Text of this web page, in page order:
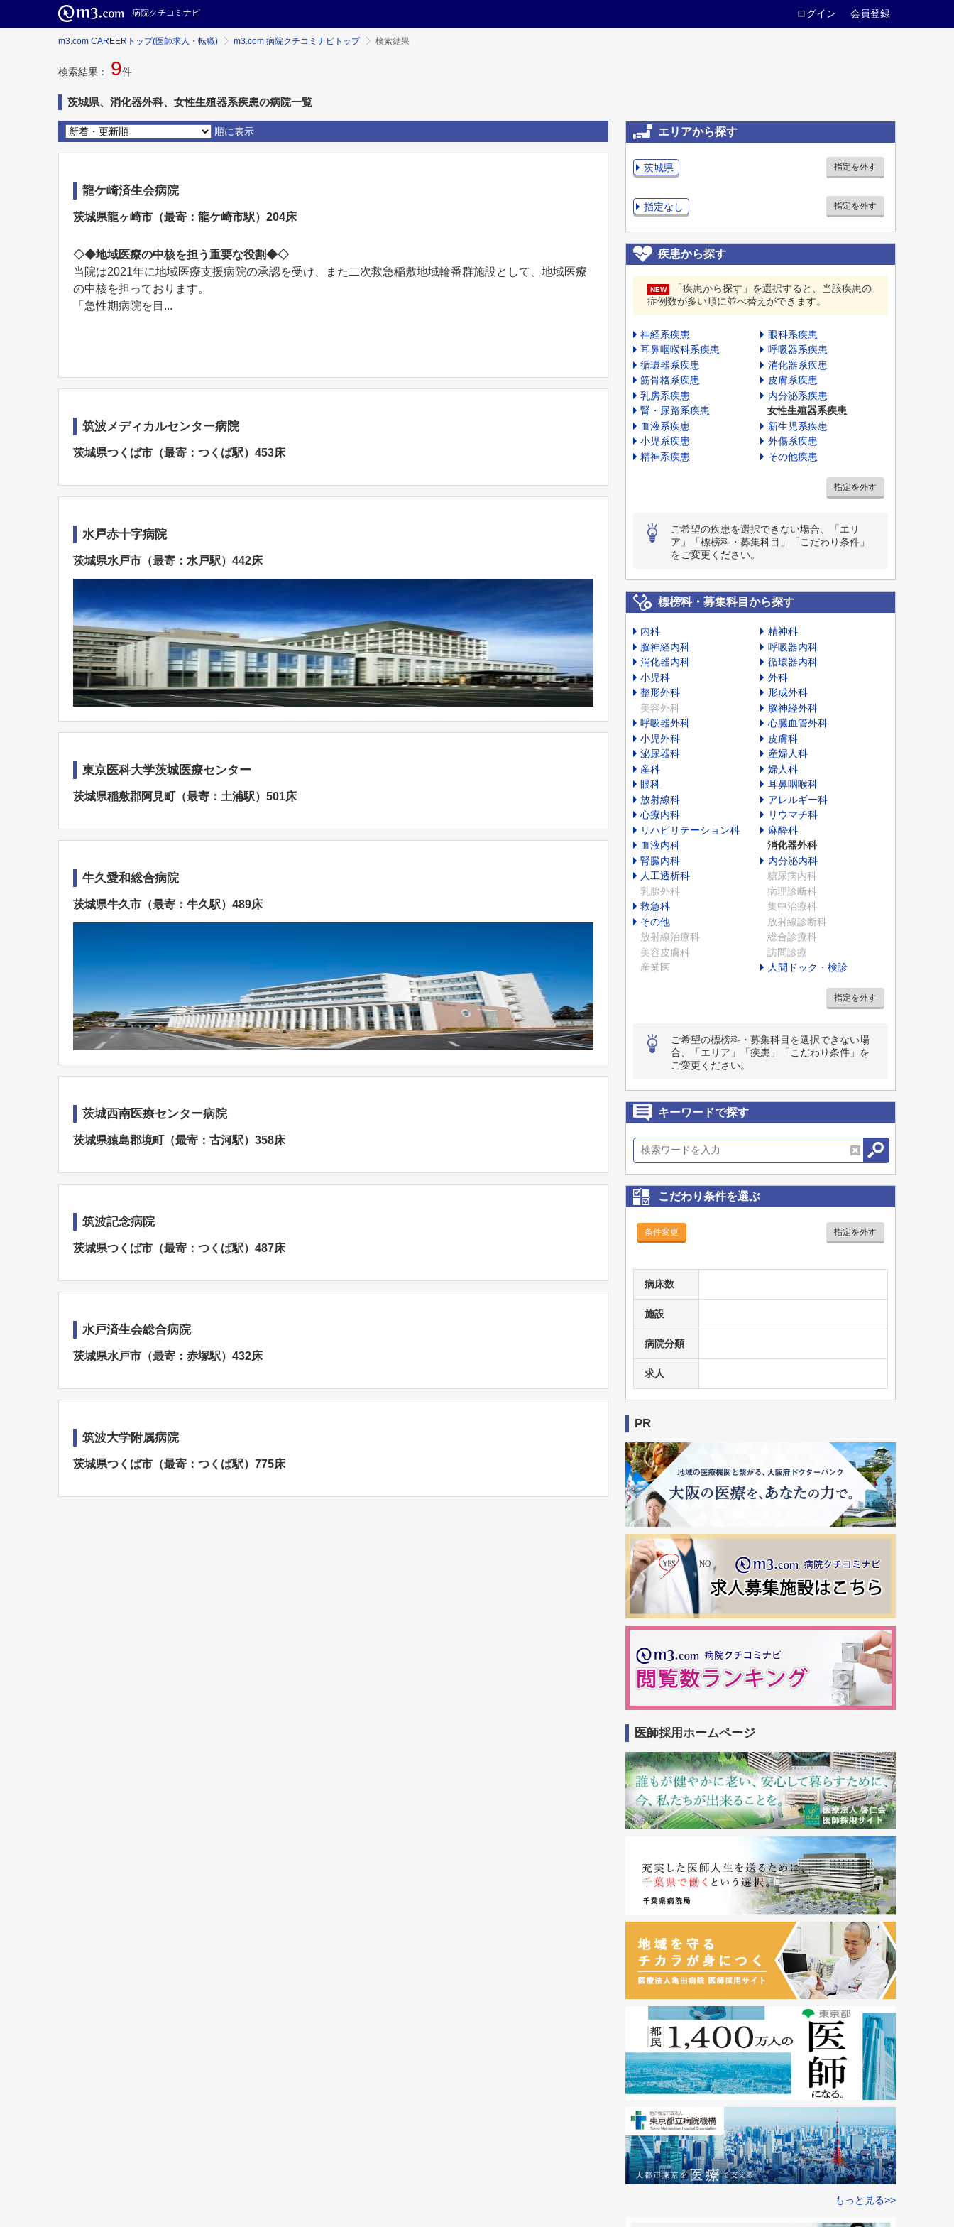
病院クチコミナビ ログイン 会員登録
m3.com CAREERトップ(医師求人・転職) m3.com 病院クチコミナビトップ 検索結果
検索結果： 9件
茨城県、消化器外科、女性生殖器系疾患の病院一覧
順に表示
龍ケ崎済生会病院
茨城県龍ヶ崎市（最寄：龍ケ崎市駅）204床
◇◆地域医療の中核を担う重要な役割◆◇
当院は2021年に地域医療支援病院の承認を受け、また二次救急稲敷地域輪番群施設として、地域医療
の中核を担っております。
「急性期病院を目...
筑波メディカルセンター病院
茨城県つくば市（最寄：つくば駅）453床
水戸赤十字病院
茨城県水戸市（最寄：水戸駅）442床
東京医科大学茨城医療センター
茨城県稲敷郡阿見町（最寄：土浦駅）501床
牛久愛和総合病院
茨城県牛久市（最寄：牛久駅）489床
茨城西南医療センター病院
茨城県猿島郡境町（最寄：古河駅）358床
筑波記念病院
茨城県つくば市（最寄：つくば駅）487床
水戸済生会総合病院
茨城県水戸市（最寄：赤塚駅）432床
筑波大学附属病院
茨城県つくば市（最寄：つくば駅）775床
エリアから探す
茨城県 指定を外す
指定なし 指定を外す
疾患から探す
NEW
「疾患から探す」を選択すると、当該疾患の
症例数が多い順に並べ替えができます。
神経系疾患
眼科系疾患
耳鼻咽喉科系疾患
呼吸器系疾患
循環器系疾患
消化器系疾患
筋骨格系疾患
皮膚系疾患
乳房系疾患
内分泌系疾患
腎・尿路系疾患
女性生殖器系疾患
血液系疾患
新生児系疾患
小児系疾患
外傷系疾患
精神系疾患
その他疾患
指定を外す
ご希望の疾患を選択できない場合、「エリ
ア」「標榜科・募集科目」「こだわり条件」
をご変更ください。
標榜科・募集科目から探す
内科
精神科
脳神経内科
呼吸器内科
消化器内科
循環器内科
小児科
外科
整形外科
形成外科
美容外科
脳神経外科
呼吸器外科
心臓血管外科
小児外科
皮膚科
泌尿器科
産婦人科
産科
婦人科
眼科
耳鼻咽喉科
放射線科
アレルギー科
心療内科
リウマチ科
リハビリテーション科
麻酔科
血液内科
消化器外科
腎臓内科
内分泌内科
人工透析科
糖尿病内科
乳腺外科
病理診断科
救急科
集中治療科
その他
放射線診断科
放射線治療科
総合診療科
美容皮膚科
訪問診療
産業医
人間ドック・検診
指定を外す
ご希望の標榜科・募集科目を選択できない場
合、「エリア」「疾患」「こだわり条件」を
ご変更ください。
キーワードで探す
こだわり条件を選ぶ
条件変更 指定を外す
病床数
施設
病院分類
求人
PR
医師採用ホームページ
もっと見る>>